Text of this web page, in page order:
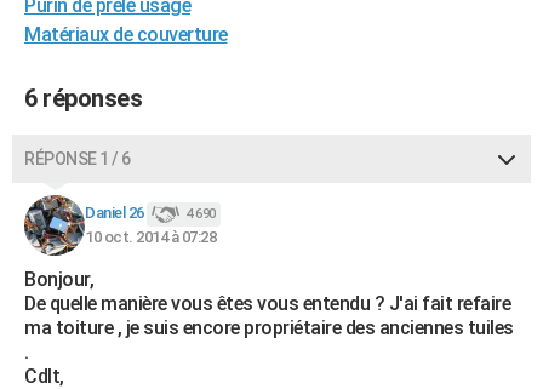
BONS PLANS
Carte de Noël
Carte Bonne année
Carte Saint-Valentin
Carte Pâques
Carte d'anniversaire
DICTIONNAIRE
Dictionnaire
Biographies
Citations
Expressions
Proverbes
PROGRAMME TV
COPAINS D'AVANT
S'inscrire
Se connecter
Lycées
Collèges
Primaires
Universités
Entreprises
Service militaire
Avis de recherche
FORUM
Bricolage
Lifestyle
Culture
Sport
Auto
Television
Voyage
Cinema
Purin de prele usage
Matériaux de couverture
6 réponses
RÉPONSE 1 / 6
Daniel 26 4 690
10 oct. 2014 à 07:28
Bonjour,
De quelle manière vous êtes vous entendu ? J'ai fait refaire
ma toiture , je suis encore propriétaire des anciennes tuiles
.
Cdlt,